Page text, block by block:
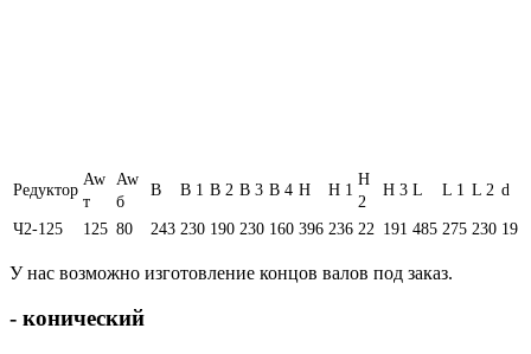
Редуктор
Aw
т
Aw
б
B B 1 B 2 B 3 B 4 H H 1
H
2
H 3 L L 1 L 2 d
Ч2-125 125 80 243 230 190 230 160 396 236 22 191 485 275 230 19
У нас возможно изготовление концов валов под заказ.
- конический